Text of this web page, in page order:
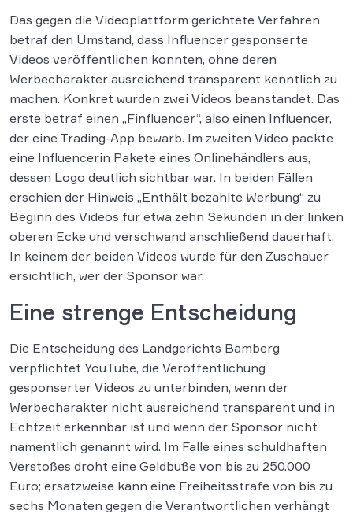
Das gegen die Videoplattform gerichtete Verfahren
betraf den Umstand, dass Influencer gesponserte
Videos veröffentlichen konnten, ohne deren
Werbecharakter ausreichend transparent kenntlich zu
machen. Konkret wurden zwei Videos beanstandet. Das
erste betraf einen „Finfluencer“, also einen Influencer,
der eine Trading-App bewarb. Im zweiten Video packte
eine Influencerin Pakete eines Onlinehändlers aus,
dessen Logo deutlich sichtbar war. In beiden Fällen
erschien der Hinweis „Enthält bezahlte Werbung“ zu
Beginn des Videos für etwa zehn Sekunden in der linken
oberen Ecke und verschwand anschließend dauerhaft.
In keinem der beiden Videos wurde für den Zuschauer
ersichtlich, wer der Sponsor war.
Eine strenge Entscheidung
Die Entscheidung des Landgerichts Bamberg
verpflichtet YouTube, die Veröffentlichung
gesponserter Videos zu unterbinden, wenn der
Werbecharakter nicht ausreichend transparent und in
Echtzeit erkennbar ist und wenn der Sponsor nicht
namentlich genannt wird. Im Falle eines schuldhaften
Verstoßes droht eine Geldbuße von bis zu 250.000
Euro; ersatzweise kann eine Freiheitsstrafe von bis zu
sechs Monaten gegen die Verantwortlichen verhängt